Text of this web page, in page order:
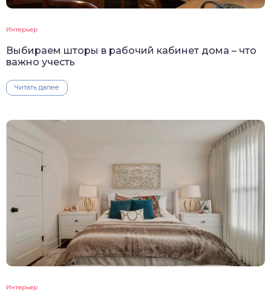
Интерьер
Выбираем шторы в рабочий кабинет дома – что
важно учесть
Читать далее
Интерьер